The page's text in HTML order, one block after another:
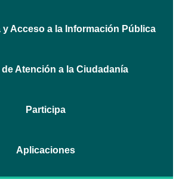
y Acceso a la Información Pública
Atención a la Ciudadanía
Participa
Aplicaciones